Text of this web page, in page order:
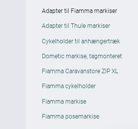
Adapter til Fiamma markiser
Adapter til Thule markiser
Cykelholder til anhængertræk
Dometic markise, tagmonteret
Fiamma Caravanstore ZIP XL
Fiamma cykelholder
Fiamma markise
Fiamma posemarkise